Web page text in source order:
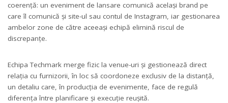
coerență: un eveniment de lansare comunică același brand pe
care îl comunică și site-ul sau contul de Instagram, iar gestionarea
ambelor zone de către aceeași echipă elimină riscul de
discrepanțe.
Echipa Techmark merge fizic la venue-uri și gestionează direct
relația cu furnizorii, în loc să coordoneze exclusiv de la distanță,
un detaliu care, în producția de evenimente, face de regulă
diferența între planificare și execuție reușită.